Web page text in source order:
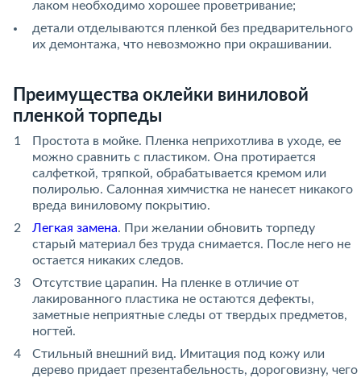
лаком необходимо хорошее проветривание;
детали отделываются пленкой без предварительного
их демонтажа, что невозможно при окрашивании.
Преимущества оклейки виниловой
пленкой торпеды
Простота в мойке. Пленка неприхотлива в уходе, ее
можно сравнить с пластиком. Она протирается
салфеткой, тряпкой, обрабатывается кремом или
полиролью. Салонная химчистка не нанесет никакого
вреда виниловому покрытию.
Легкая замена. При желании обновить торпеду
старый материал без труда снимается. После него не
остается никаких следов.
Отсутствие царапин. На пленке в отличие от
лакированного пластика не остаются дефекты,
заметные неприятные следы от твердых предметов,
ногтей.
Стильный внешний вид. Имитация под кожу или
дерево придает презентабельность, дороговизну, чего